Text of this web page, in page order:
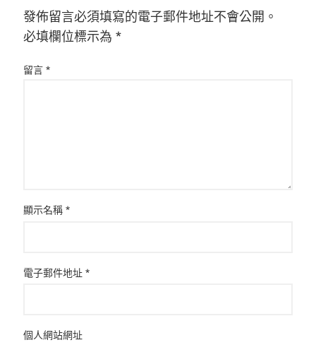
發佈留言必須填寫的電子郵件地址不會公開。
必填欄位標示為 *
留言 *
顯示名稱 *
電子郵件地址 *
個人網站網址